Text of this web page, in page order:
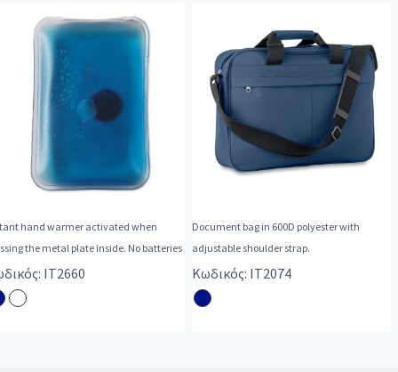
hand warmer activated when
the metal plate inside. No batteries
IT2660
Document bag in 600D polyester with
adjustable shoulder strap.
Κωδικός: IT2074